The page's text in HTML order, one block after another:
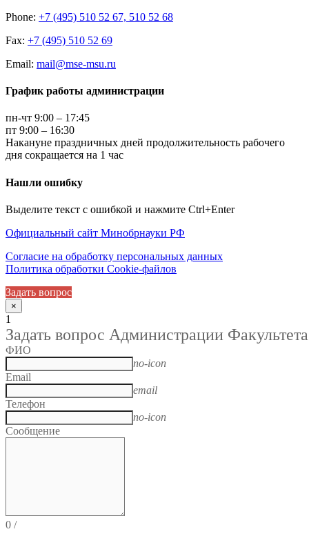
Phone: +7 (495) 510 52 67, 510 52 68
Fax: +7 (495) 510 52 69
Email: mail@mse-msu.ru
График работы администрации
пн-чт 9:00 – 17:45
пт 9:00 – 16:30
Накануне праздничных дней продолжительность рабочего
дня сокращается на 1 час
Нашли ошибку
Выделите текст с ошибкой и нажмите Ctrl+Enter
Официальный сайт Минобрнауки РФ
Согласие на обработку персональных данных
Политика обработки Cookie-файлов
Задать вопрос
×
1
Задать вопрос Администрации Факультета
ФИО
no-icon
Email
email
Телефон
no-icon
Сообщение
0 /